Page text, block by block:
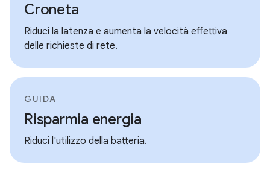
Croneta
Riduci la latenza e aumenta la velocità effettiva
delle richieste di rete.
GUIDA
Risparmia energia
Riduci l'utilizzo della batteria.